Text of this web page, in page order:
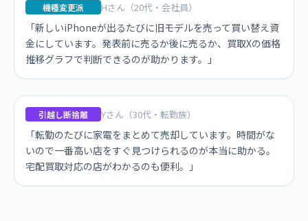
機種変更派 Hさん（20代・会社員）
「新しいiPhoneが出るたびに旧モデルを売って買い替え資
金にしています。発表前に売るか後に売るか、買取Xの価格
推移グラフで判断できるのが助かります。」
引越し断捨離 Yさん（30代・転勤族）
「転勤のたびに家電をまとめて売却しています。時間がな
いので一番高い店をすぐ見つけられるのが本当に助かる。
宅配買取対応の店がわかるのも便利。」